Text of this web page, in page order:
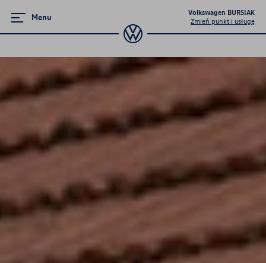
Menu
Volkswagen BURSIAK
Zmień punkt i usługę
Promocje i aktualności
Wieczory w Volkswagen Bursiak
Oferta specjalna dla Grup
Zawodowych
Volkswageny w wersji Plus
Supermocne okazje na SUVy
Pojazdy hybrydowe